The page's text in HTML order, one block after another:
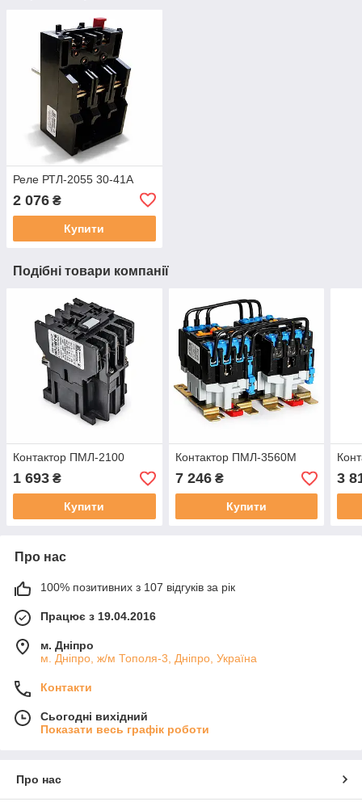
Реле РТЛ-2055 30-41А
2 076 ₴
Купити
Подібні товари компанії
Контактор ПМЛ-2100
1 693 ₴
Купити
Контактор ПМЛ-3560М
7 246₴
Купити
3
Про нас
100% позитивних з 107 відгуків за рік
Працює з 19.04.2016
м. Дніпро
м. Дніпро, ж/м Тополя-3, Дніпро, Україна
Контакти
Сьогодні вихідний
Показати весь графік роботи
Про нас